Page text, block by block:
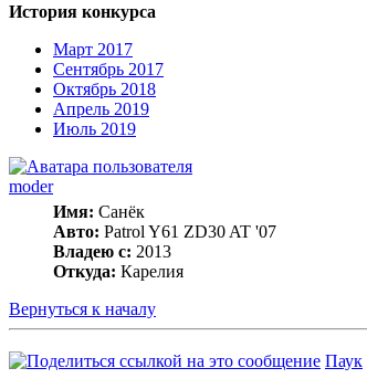
История конкурса
Март 2017
Сентябрь 2017
Октябрь 2018
Апрель 2019
Июль 2019
moder
Имя: Санёк
Авто: Patrol Y61 ZD30 AT '07
Владею с: 2013
Откуда: Карелия
Вернуться к началу
Паук